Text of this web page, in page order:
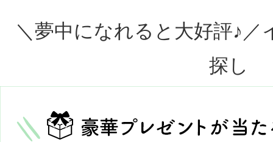
＼夢中になれると大好評♪／
探し